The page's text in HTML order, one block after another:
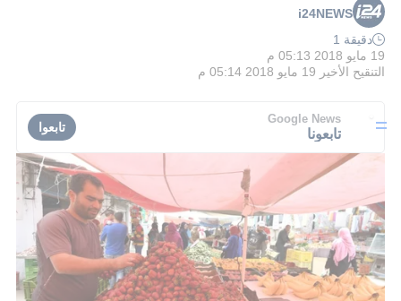
i24NEWS
دقيقة 1
19 مايو 2018 05:13 م
التنقيح الأخير 19 مايو 2018 05:14 م
Google News
تابعونا تابعوا